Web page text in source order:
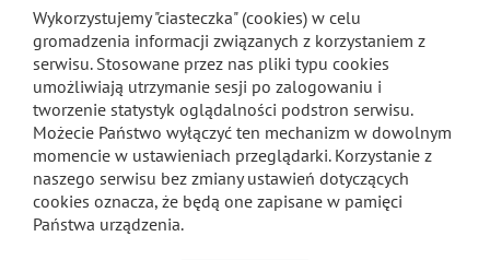
Wykorzystujemy "ciasteczka" (cookies) w celu
gromadzenia informacji związanych z korzystaniem z
serwisu. Stosowane przez nas pliki typu cookies
umożliwiają utrzymanie sesji po zalogowaniu i
tworzenie statystyk oglądalności podstron serwisu.
Możecie Państwo wyłączyć ten mechanizm w dowolnym
momencie w ustawieniach przeglądarki. Korzystanie z
naszego serwisu bez zmiany ustawień dotyczących
cookies oznacza, że będą one zapisane w pamięci
Państwa urządzenia.